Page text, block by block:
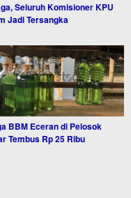
Seluruh Komisioner KPU
Jadi Tersangka
BBM Eceran di Pelosok
Tembus Rp 25 Ribu